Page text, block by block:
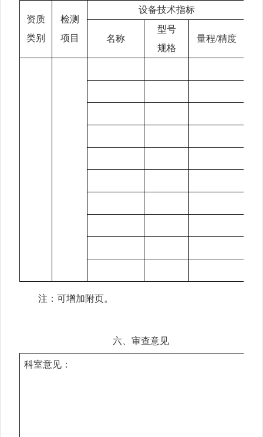
资质
类别
检测
项目
设备技术指标
名称
型号
规格
量程/精度
注：可增加附页。
六、审查意见
科室意见：